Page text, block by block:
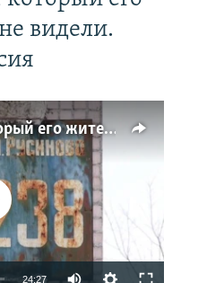
видели.
Как живет город, который его жители никогда не видели. Неизвестная Россия
available
24:27